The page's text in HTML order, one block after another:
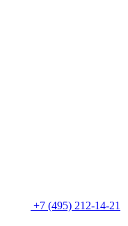
+7 (495) 212-14-21